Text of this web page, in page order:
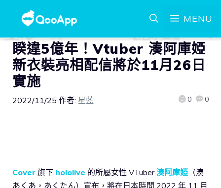
MENU
睽違5億年！Vtuber 湊阿庫婭
新衣裝亮相配信將於11月26日
實施
2022/11/25 作者: 星藍 0 0
Cover 旗下 hololive 的所屬女性 VTuber湊阿庫婭 （湊
あくあ，あくたん）宣布，將在日本時間 2022 年 11 月